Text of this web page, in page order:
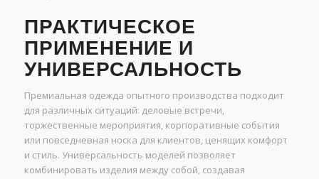
ПРАКТИЧЕСКОЕ
ПРИМЕНЕНИЕ И
УНИВЕРСАЛЬНОСТЬ
Премиальная одежда опытного производства подходит
для различных ситуаций: деловые встречи,
торжественные мероприятия, корпоративные события
или повседневная носка для клиентов, ценящих комфорт
и стиль. Универсальность моделей позволяет
комбинировать изделия между собой, создавая